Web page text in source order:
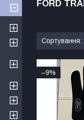
FORD
–9%